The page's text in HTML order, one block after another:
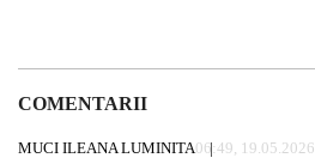
COMENTARII
MUCI ILEANA LUMINITA06:49, 19.05.2026